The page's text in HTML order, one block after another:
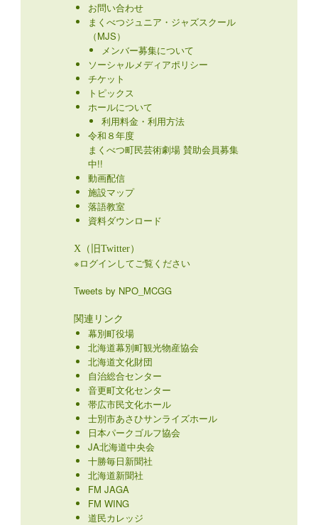
お問い合わせ
まくべつジュニア・ジャズスクール
（MJS）
メンバー募集について
ソーシャルメディアポリシー
チケット
トピックス
ホールについて
利用料金・利用方法
令和８年度
まくべつ町民芸術劇場 賛助会員募集
中!!
動画配信
施設マップ
落語教室
資料ダウンロード
X（旧Twitter）
※ログインしてご覧ください
Tweets by NPO_MCGG
関連リンク
幕別町役場
北海道幕別町観光物産協会
北海道文化財団
自治総合センター
音更町文化センター
帯広市民文化ホール
士別市あさひサンライズホール
日本パークゴルフ協会
JA北海道中央会
十勝毎日新聞社
北海道新聞社
FM JAGA
FM WING
道民カレッジ